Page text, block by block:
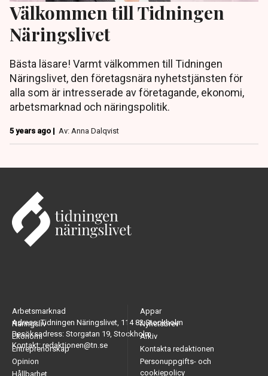
Välkommen till Tidningen
Näringslivet
Bästa läsare! Varmt välkommen till Tidningen
Näringslivet, den företagsnära nyhetstjänsten för
alla som är intresserade av företagande, ekonomi,
arbetsmarknad och näringspolitik.
5 years ago | Av: Anna Dalqvist
Adress: Tidningen Näringslivet, 114 82 Stockholm
Besöksadress: Storgatan 19, Stockholm
Kontakt: redaktionen@tn.se
Arbetsmarknad
Näringsliv
Ekonomi
Entreprenörskap
Opinion
Hållbarhet
Appar
Nyhetsbrev
Arkiv
Kontakta redaktionen
Personuppgifts- och
cookiepolicy